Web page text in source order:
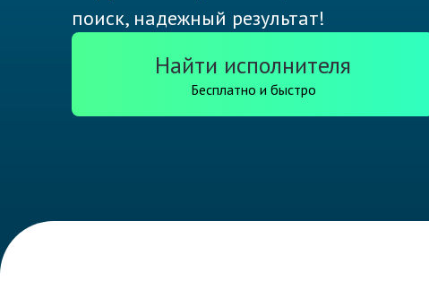
поиск, надежный результат!
Найти исполнителя
Бесплатно и быстро